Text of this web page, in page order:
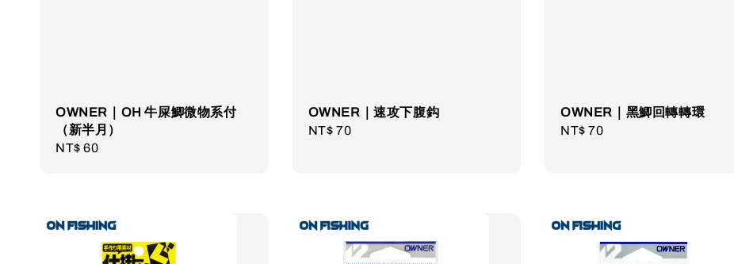
OWNER｜OH 牛屎鯽微物系付
（新半月）
Regular
NT$ 60
OWNER｜速攻下腹鈎
Regular
NT$ 70
OWNER｜黑鯽回轉轉環
Regular
NT$ 70